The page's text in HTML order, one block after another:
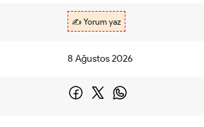
✍️ Yorum yaz
8 Ağustos 2026